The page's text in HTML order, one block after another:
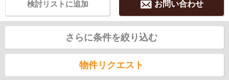
お問い合わせ
検討リストに追加
さらに条件を絞り込む
物件リクエスト